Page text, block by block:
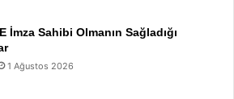
İmza Sahibi Olmanın Sağladığı
1 Ağustos 2026